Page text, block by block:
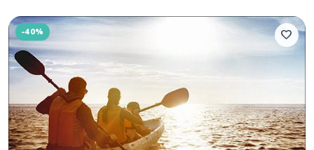
-40% favorite